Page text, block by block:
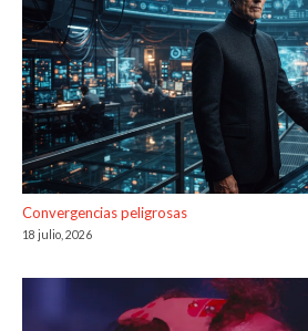
Convergencias peligrosas
18 julio, 2026